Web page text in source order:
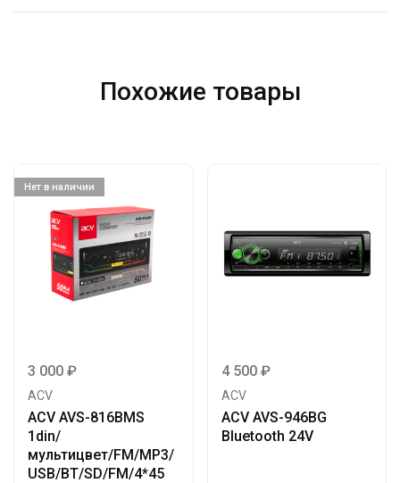
Похожие товары
Нет в наличии
3 000 ₽
ACV
ACV AVS-816BMS
1din/
мультицвет/FM/MP3/
USB/BT/SD/FM/4*45
4 500 ₽
ACV
ACV AVS-946BG
Bluetooth 24V